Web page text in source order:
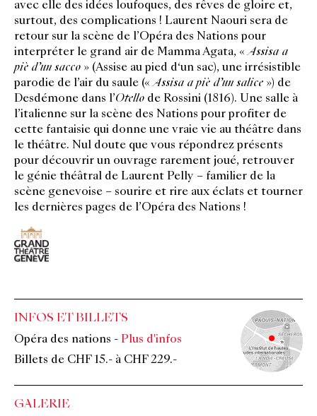
avec elle des idées loufoques, des rêves de gloire et,
surtout, des complications ! Laurent Naouri sera de
retour sur la scène de l’Opéra des Nations pour
interpréter le grand air de Mamma Agata, «Assisa a
piè d’un sacco » (Assise au pied d‘un sac), une irrésistible
parodie de l’air du saule («Assisa a piè d’un salice ») de
Desdémone dans l’Otello de Rossini (1816). Une salle à
l’italienne sur la scène des Nations pour profiter de
cette fantaisie qui donne une vraie vie au théâtre dans
le théâtre. Nul doute que vous répondrez présents
pour découvrir un ouvrage rarement joué, retrouver
le génie théâtral de Laurent Pelly – familier de la
scène genevoise – sourire et rire aux éclats et tourner
les dernières pages de l’Opéra des Nations !
INFOS ET BILLETS
Opéra des nations - Plus d'infos
Billets de CHF 15.- à CHF 229.-
GALERIE